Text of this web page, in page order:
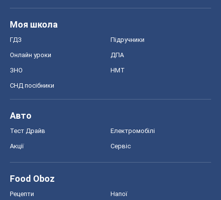
Моя школа
ГДЗ Підручники
Онлайн уроки ДПА
ЗНО НМТ
СНД посібники
Авто
Тест Драйв Електромобілі
Акції Сервіс
Food Oboz
Рецепти Напої